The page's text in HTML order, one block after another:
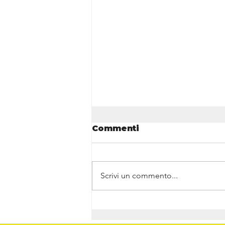
Commenti
Scrivi un commento...